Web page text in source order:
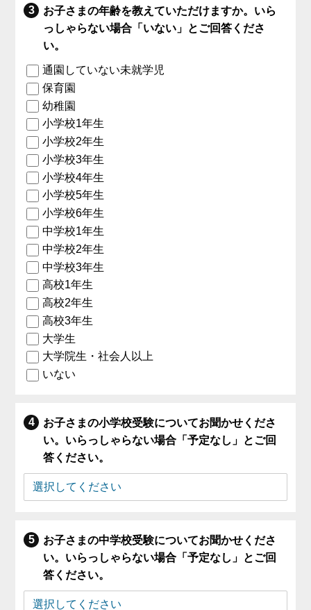
お子さまの年齢を教えていただけますか。いら
っしゃらない場合「いない」とご回答くださ
い。
通園していない未就学児
保育園
幼稚園
小学校1年生
小学校2年生
小学校3年生
小学校4年生
小学校5年生
小学校6年生
中学校1年生
中学校2年生
中学校3年生
高校1年生
高校2年生
高校3年生
大学生
大学院生・社会人以上
いない
お子さまの小学校受験についてお聞かせくださ
い。いらっしゃらない場合「予定なし」とご回
答ください。
お子さまの中学校受験についてお聞かせくださ
い。いらっしゃらない場合「予定なし」とご回
答ください。